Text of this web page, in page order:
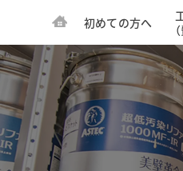
初めての方へ